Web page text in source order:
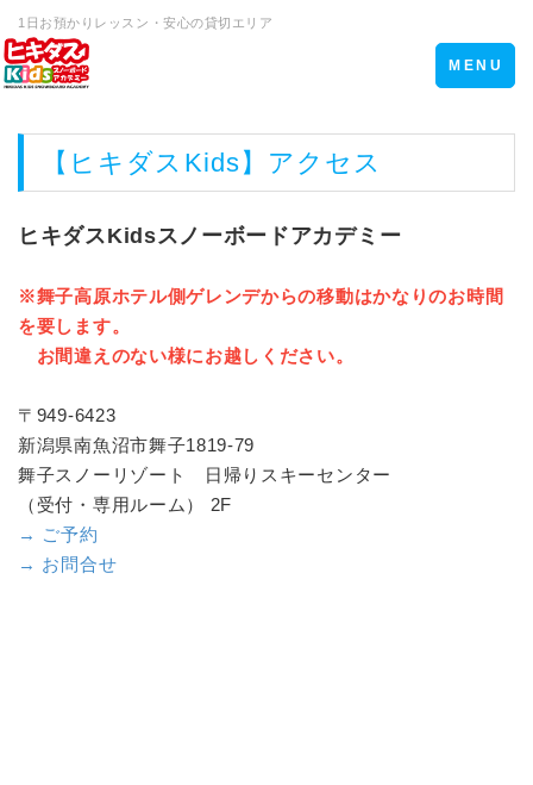
1日お預かりレッスン・安心の貸切エリア
Toggle
navigation
MENU
【ヒキダスKids】アクセス
ヒキダスKidsスノーボードアカデミー
※舞子高原ホテル側ゲレンデからの移動はかなりのお時間
を要します。
お間違えのない様にお越しください。
〒949-6423
新潟県南魚沼市舞子1819-79
舞子スノーリゾート 日帰りスキーセンター
（受付・専用ルーム） 2F
→ ご予約
→ お問合せ